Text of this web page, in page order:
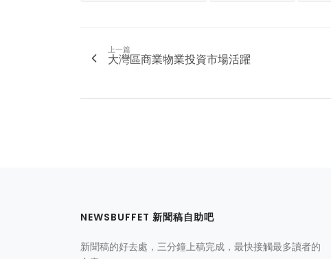
上一篇
大灣區商業物業投資市場活躍
NEWSBUFFET 新聞稿自助吧
新聞稿的好去處，三分鐘上稿完成，最快接觸最多讀者的